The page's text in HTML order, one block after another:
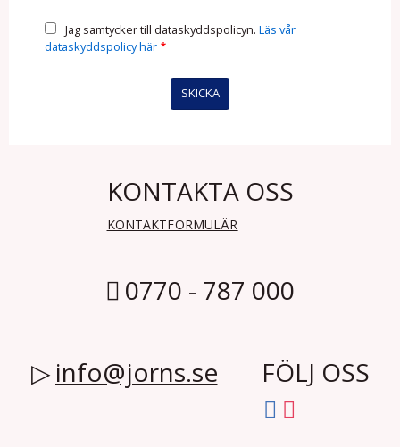
Jag samtycker till dataskyddspolicyn. Läs vår
dataskyddspolicy här *
KONTAKTA OSS
KONTAKTFORMULÄR
0770 - 787 000
info@jorns.se FÖLJ OSS